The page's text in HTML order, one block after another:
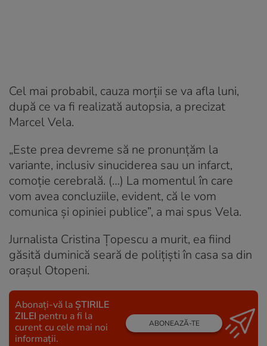
Cel mai probabil, cauza morții se va afla luni,
după ce va fi realizată autopsia, a precizat
Marcel Vela.
„Este prea devreme să ne pronunțăm la
variante, inclusiv sinuciderea sau un infarct,
comoție cerebrală. (…) La momentul în care
vom avea concluziile, evident, că le vom
comunica și opiniei publice”, a mai spus Vela.
Jurnalista Cristina Țopescu a murit, ea fiind
găsită duminică seară de polițiști în casa sa din
orașul Otopeni.
Abonați-vă la ȘTIRILE
ZILEI pentru a fi la
curent cu cele mai noi
informații.
ABONEAZĂ-TE